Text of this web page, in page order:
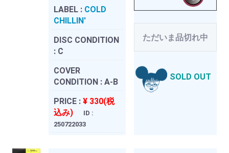
LABEL : COLD
CHILLIN'
DISC CONDITION
: C
COVER
CONDITION : A-B
PRICE : ¥ 330(税
込み)
ID :
250722033
ただいま品切れ中
SOLD OUT